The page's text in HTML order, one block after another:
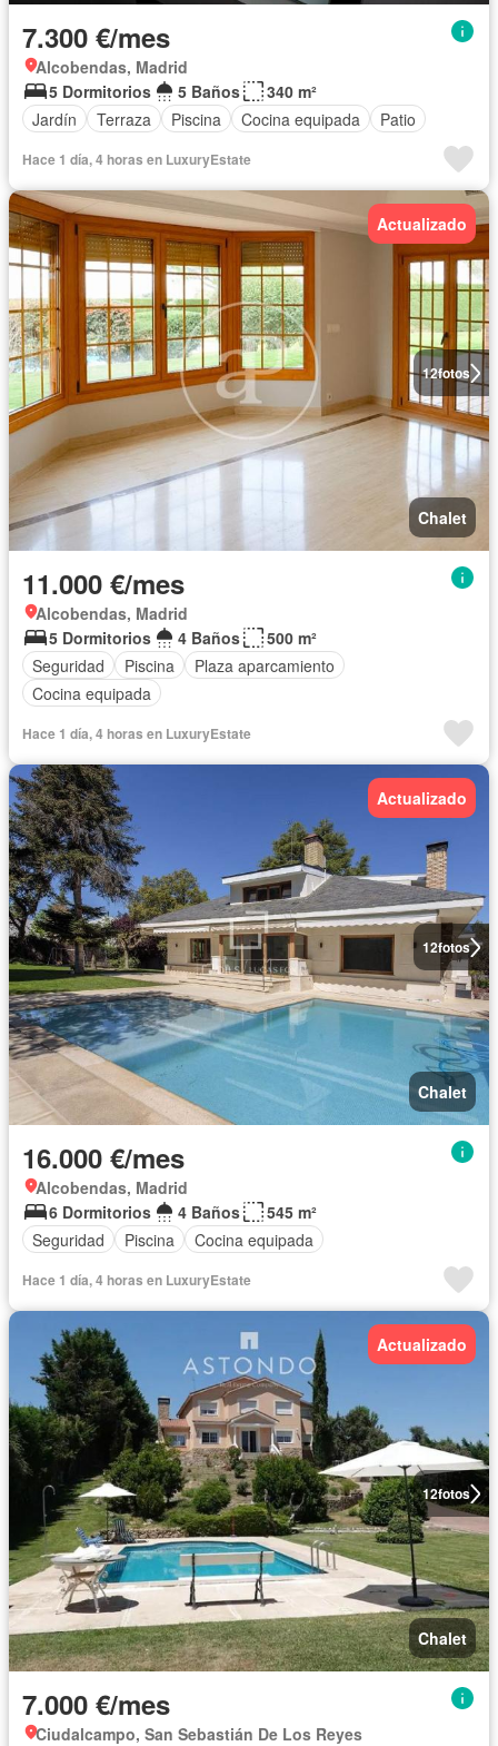
7.300 €/mes
Alcobendas, Madrid
5 Dormitorios
5 Baños
340 m²
Jardín
Terraza Piscina Cocina equipada Patio
Hace 1 día, 4 horas en LuxuryEstate
12fotos
Actualizado
Chalet
11.000 €/mes
Alcobendas, Madrid
5 Dormitorios
4 Baños
500 m²
Seguridad
Piscina
Plaza aparcamiento
Cocina equipada
Hace 1 día, 4 horas en LuxuryEstate
12fotos
Actualizado
Chalet
16.000 €/mes
Alcobendas, Madrid
6 Dormitorios
4 Baños
545 m²
Seguridad
Piscina Cocina equipada
Hace 1 día, 4 horas en LuxuryEstate
12fotos
Actualizado
Chalet
7.000 €/mes
Ciudalcampo, San Sebastián De Los Reyes